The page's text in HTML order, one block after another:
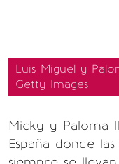
Luis Miguel y
Getty Images
Micky y Paloma
España donde